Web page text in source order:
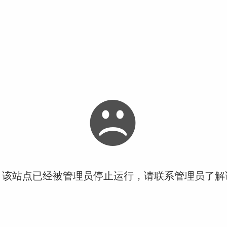
站点已经被管理员停止运行，请联系管理员了